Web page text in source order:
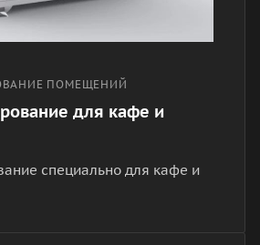
ПОМЕЩЕНИЙ
для кафе и
специально для кафе и